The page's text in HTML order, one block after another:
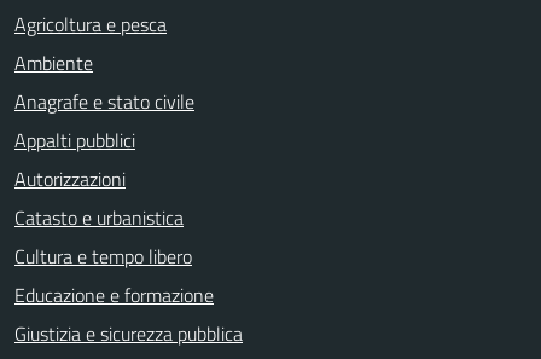
Agricoltura e pesca
Ambiente
Anagrafe e stato civile
Appalti pubblici
Autorizzazioni
Catasto e urbanistica
Cultura e tempo libero
Educazione e formazione
Giustizia e sicurezza pubblica